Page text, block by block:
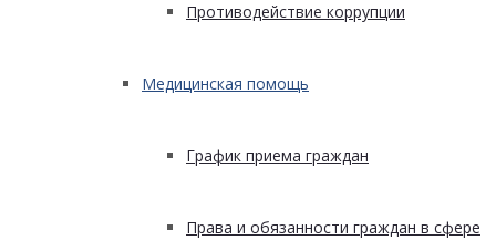
Противодействие коррупции
Медицинская помощь
График приема граждан
Права и обязанности граждан в сфере